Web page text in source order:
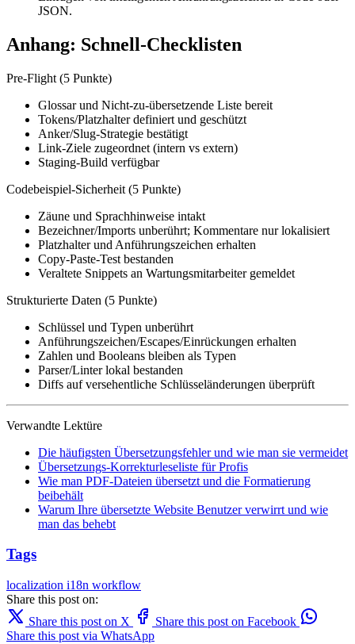
JSON.
Anhang: Schnell-Checklisten
Pre-Flight (5 Punkte)
Glossar und Nicht-zu-übersetzende Liste bereit
Tokens/Platzhalter definiert und geschützt
Anker/Slug-Strategie bestätigt
Link-Ziele zugeordnet (intern vs extern)
Staging-Build verfügbar
Codebeispiel-Sicherheit (5 Punkte)
Zäune und Sprachhinweise intakt
Bezeichner/Imports unberührt; Kommentare nur lokalisiert
Platzhalter und Anführungszeichen erhalten
Copy-Paste-Test bestanden
Veraltete Snippets an Wartungsmitarbeiter gemeldet
Strukturierte Daten (5 Punkte)
Schlüssel und Typen unberührt
Anführungszeichen/Escapes/Einrückungen erhalten
Zahlen und Booleans bleiben als Typen
Parser/Linter lokal bestanden
Diffs auf versehentliche Schlüsseländerungen überprüft
Verwandte Lektüre
Die häufigsten Übersetzungsfehler und wie man sie vermeidet
Übersetzungs-Korrekturleseliste für Profis
Wie man PDF-Dateien übersetzt und die Formatierung
beibehält
Warum Ihre übersetzte Website Benutzer verwirrt und wie
man das behebt
Tags
localization i18n workflow
Share this post on:
Share this post on X
Share this post on Facebook
Share this post via WhatsApp